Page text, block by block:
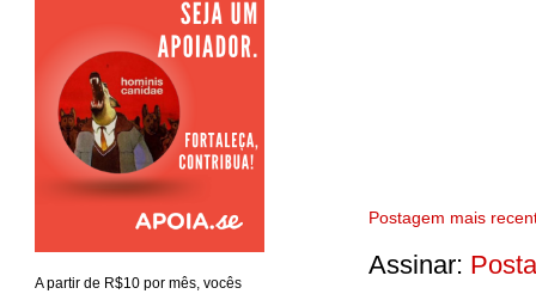
Postagem mais
Assinar:
A partir de R$10 por mês, vocês